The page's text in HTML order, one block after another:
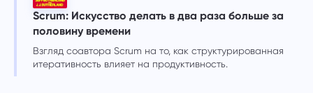
Scrum: Искусство делать в два раза больше за
половину времени
Взгляд соавтора Scrum на то, как структурированная
итеративность влияет на продуктивность.